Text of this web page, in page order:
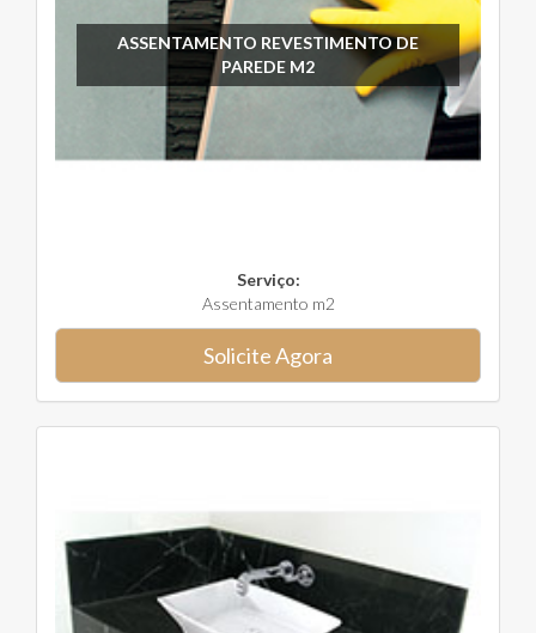
ASSENTAMENTO REVESTIMENTO DE
PAREDE M2
Serviço:
Assentamento m2
Solicite Agora